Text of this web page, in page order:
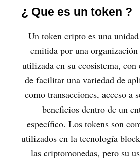
¿ Que es un token ?
Un token cripto es una
emitida por una organización
utilizada en su ecosistema,
de facilitar una variedad de
como transacciones, acceso a
beneficios dentro de un
específico. Los tokens son
utilizados en la tecnología
las criptomonedas, pero su